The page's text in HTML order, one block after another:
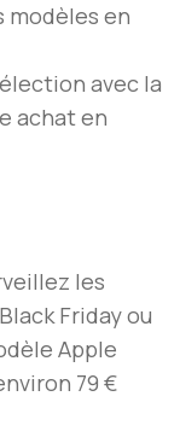
modèles en
avec la
achat en
les
Friday ou
Apple
79 €